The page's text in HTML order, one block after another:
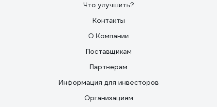
Что улучшить?
Контакты
О Компании
Поставщикам
Партнерам
Информация для инвесторов
Организациям